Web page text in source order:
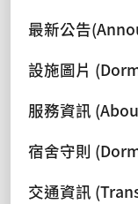
最新公告
設施圖片
服務資訊
宿舍守則
交通資訊